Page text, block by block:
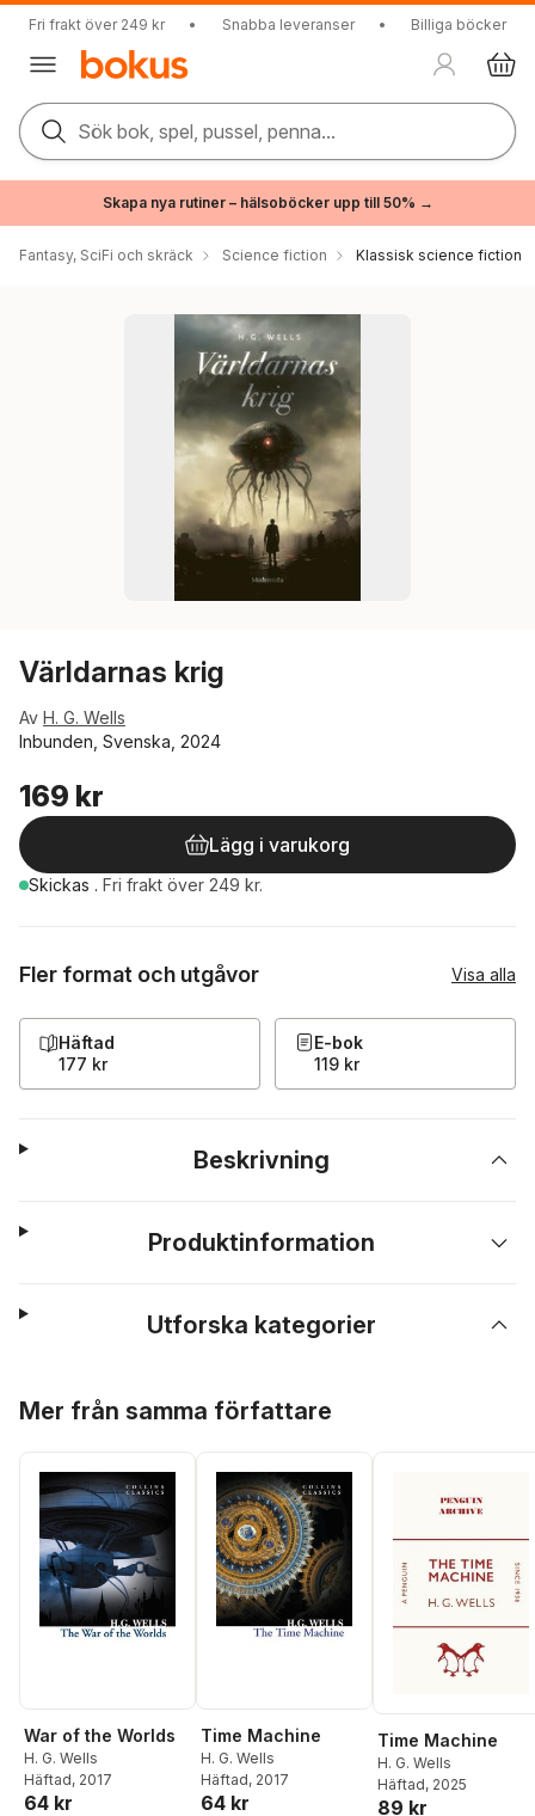
Fri frakt över 249 kr • Snabba leveranser • Billiga böcker
Sök bok, spel, pussel, penna...
Skapa nya rutiner – hälsoböcker upp till 50% →
Fantasy, SciFi och skräck Science fiction Klassisk science fiction
Världarnas krig
Av H. G. Wells
Inbunden, Svenska, 2024
169 kr
Lägg i varukorg
Skickas . Fri frakt över 249 kr.
Fler format och utgåvor Visa alla
Häftad
177 kr
E-bok
119 kr
Beskrivning
Produktinformation
Utforska kategorier
Mer från samma författare
War of the Worlds
H. G. Wells
Häftad, 2017
64 kr
Time Machine
H. G. Wells
Häftad, 2017
64 kr
Time Machine
H. G. Wells
Häftad, 2025
89 kr